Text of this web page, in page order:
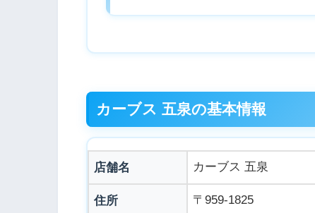
カーブス 五泉の基本情報
店舗名 カーブス 五泉
住所
〒959-1825